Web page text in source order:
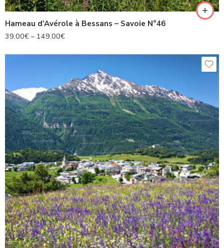
Hameau d’Avérole à Bessans – Savoie N°46
39.00€ – 149.00€